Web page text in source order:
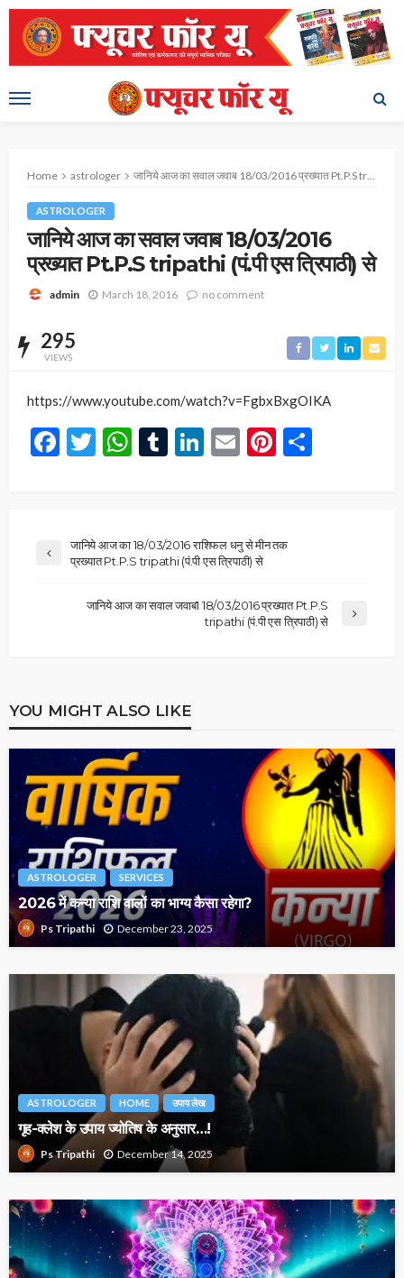
Home astrologer जानिये आज का सवाल जवाब 18/03/2016 प्रख्यात Pt.P.S tripathi (पं.पी एस त्रिपाठी) से
ASTROLOGER
जानिये आज का सवाल जवाब 18/03/2016
प्रख्यात Pt.P.S tripathi (पं.पी एस त्रिपाठी) से
admin March 18, 2016 no comment
295
VIEWS
https://www.youtube.com/watch?v=FgbxBxgOIKA
Facebook
Twitter
WhatsApp
Tumblr
LinkedIn
EmailPinterest
जानिये आज का 18/03/2016 राशिफल धनु से मीन तक
प्रख्यात Pt.P.S tripathi (पं.पी एस त्रिपाठी) से
जानिये आज का सवाल जवाब1 18/03/2016 प्रख्यात Pt.P.S
tripathi (पं.पी एस त्रिपाठी) से
YOU MIGHT ALSO LIKE
ASTROLOGER SERVICES
2026 में कन्या राशि वालों का भाग्य कैसा रहेगा?
Ps Tripathi December 23, 2025
ASTROLOGER HOME उपाय लेख
गृह-क्लेश के उपाय ज्योतिष के अनुसार…!
Ps Tripathi December 14, 2025